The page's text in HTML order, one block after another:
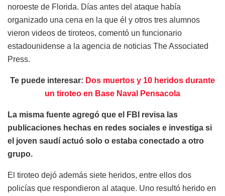
noroeste de Florida. Días antes del ataque había
organizado una cena en la que él y otros tres alumnos
vieron videos de tiroteos, comentó un funcionario
estadounidense a la agencia de noticias The Associated
Press.
Te puede interesar: Dos muertos y 10 heridos durante
un tiroteo en Base Naval Pensacola
La misma fuente agregó que el FBI revisa las
publicaciones hechas en redes sociales e investiga si
el joven saudí actuó solo o estaba conectado a otro
grupo.
El tiroteo dejó además siete heridos, entre ellos dos
policías que respondieron al ataque. Uno resultó herido en